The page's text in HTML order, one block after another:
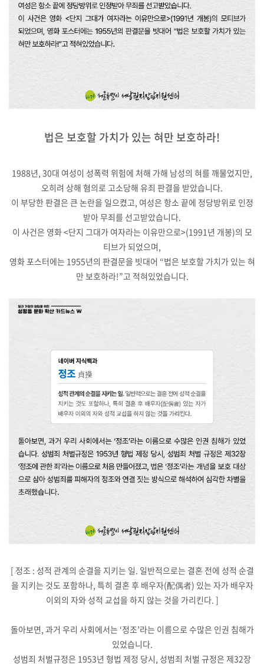
법은 보호할 가치가 있는 혀만 보호하라!
1988년, 30대 여성이 성폭력 위험에 처해 가해 남성의 혀를 깨물었지만,
오히려 상해 혐의로 고소당해 유죄 판결을 받았습니다.
이 부당한 판결은 큰 논란을 일으켰고, 여성은 항소 끝에 정당방위로 인정
받아 무죄를 선고받았습니다.
이 사건은 영화 <단지 그대가 여자라는 이유만으로>(1991년 개봉)의 모
티브가 되었으며,
영화 포스터에는 1955년의 판결문을 빗대어 “법은 보호할 가치가 있는 혀
만 보호하라!”고 적혀있었습니다.
[ 정조 : 성적 관계의 순결을 지키는 일. 일반적으로는 결혼 전에 성적 순결
을 지키는 것도 포함하나, 특히 결혼 후 배우자(配偶者) 있는 자가 배우자
이외의 자와 성적 교섭을 하지 않는 것을 가리킨다. ]
돌아보면, 과거 우리 사회에서는 ‘정조’라는 이름으로 수많은 인권 침해가
있었습니다.
성범죄 처벌규정은 1953년 형법 제정 당시, 성범죄 처벌 규정은 제32장